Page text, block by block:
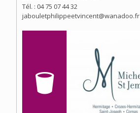
Tél. : 04 75 07 44 32
jabouletphilippeetvincent@wanadoo.fr